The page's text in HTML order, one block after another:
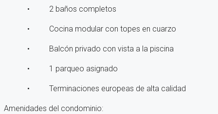
• 2 baños completos
• Cocina modular con topes en cuarzo
• Balcón privado con vista a la piscina
• 1 parqueo asignado
• Terminaciones europeas de alta calidad
Amenidades del condominio: